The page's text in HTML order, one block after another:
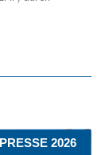
PRESSE 2026